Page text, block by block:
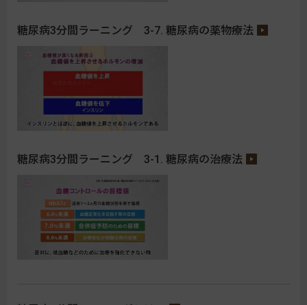
糖尿病3分間ラーニング 3-7. 糖尿病の薬物療法
糖尿病3分間ラーニング 3-1. 糖尿病の治療法